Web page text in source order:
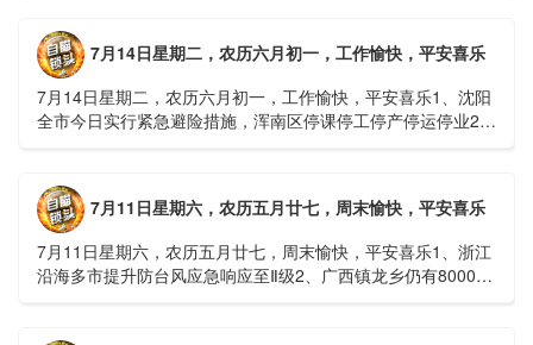
7月14日星期二，农历六月初一，工作愉快，平安喜乐
7月14日星期二，农历六月初一，工作愉快，平安喜乐1、沈阳
全市今日实行紧急避险措施，浑南区停课停工停产停运停业2、
7月11日星期六，农历五月廿七，周末愉快，平安喜乐
7月11日星期六，农历五月廿七，周末愉快，平安喜乐1、浙江
沿海多市提升防台风应急响应至Ⅱ级2、广西镇龙乡仍有8000多